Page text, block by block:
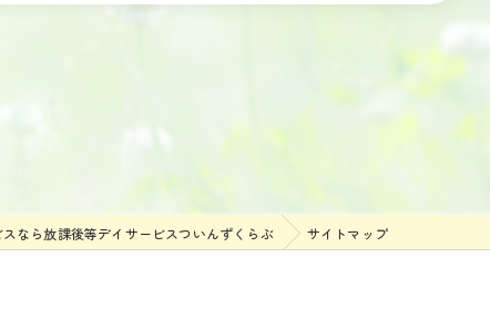
体験
コラム
なら放課後等デイサービスついんずくらぶ サイトマップ